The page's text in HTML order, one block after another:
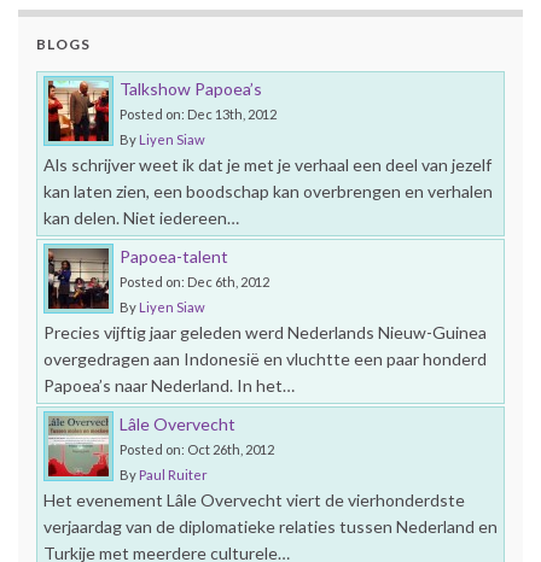
BLOGS
Talkshow Papoea’s
Posted on: Dec 13th, 2012
By Liyen Siaw
Als schrijver weet ik dat je met je verhaal een deel van jezelf
kan laten zien, een boodschap kan overbrengen en verhalen
kan delen. Niet iedereen…
Papoea-talent
Posted on: Dec 6th, 2012
By Liyen Siaw
Precies vijftig jaar geleden werd Nederlands Nieuw-Guinea
overgedragen aan Indonesië en vluchtte een paar honderd
Papoea’s naar Nederland. In het…
Lâle Overvecht
Posted on: Oct 26th, 2012
By Paul Ruiter
Het evenement Lâle Overvecht viert de vierhonderdste
verjaardag van de diplomatieke relaties tussen Nederland en
Turkije met meerdere culturele…